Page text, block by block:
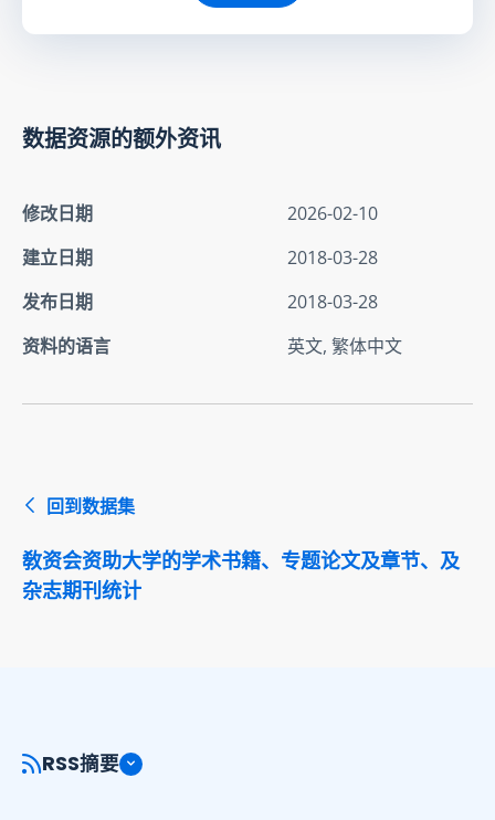
数据资源的额外资讯
修改日期
2026-02-10
建立日期
2018-03-28
发布日期
2018-03-28
资料的语言
英文, 繁体中文
回到数据集
敎资会资助大学的学术书籍、专题论文及章节、及
杂志期刊统计
RSS摘要